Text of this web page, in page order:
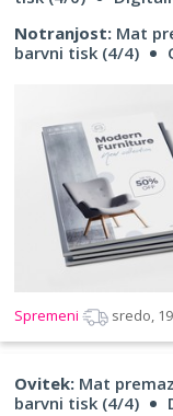
Notranjost: Mat
barvni tisk (4/4)
Spremeni sredo,
Ovitek: Mat
barvni tisk (4/4)